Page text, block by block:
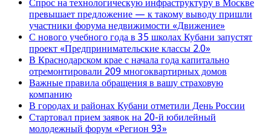
Спрос на технологическую инфраструктуру в Москве
превышает предложение — к такому выводу пришли
участники форума недвижимости «Движение»
С нового учебного года в 35 школах Кубани запустят
проект «Предпринимательские классы 2.0»
В Краснодарском крае с начала года капитально
отремонтировали 209 многоквартирных домов
Важные правила обращения в вашу страховую
компанию
В городах и районах Кубани отметили День России
Стартовал прием заявок на 20-й юбилейный
молодежный форум «Регион 93»